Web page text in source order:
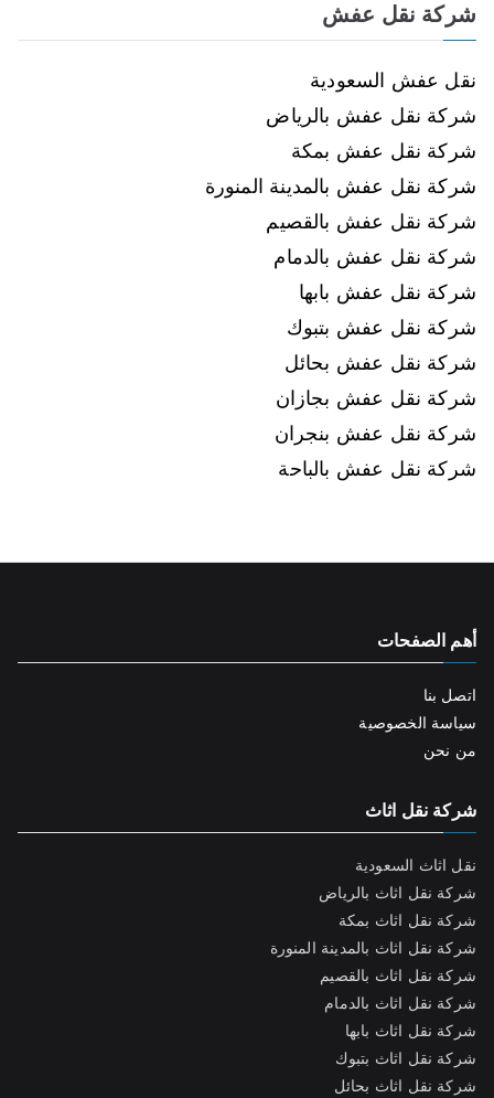
شركة نقل عفش
نقل عفش السعودية
شركة نقل عفش بالرياض
شركة نقل عفش بمكة
شركة نقل عفش بالمدينة المنورة
شركة نقل عفش بالقصيم
شركة نقل عفش بالدمام
شركة نقل عفش بابها
شركة نقل عفش بتبوك
شركة نقل عفش بحائل
شركة نقل عفش بجازان
شركة نقل عفش بنجران
شركة نقل عفش بالباحة
أهم الصفحات
اتصل بنا
سياسة الخصوصية
من نحن
شركة نقل اثاث
نقل اثاث السعودية
شركة نقل اثاث بالرياض
شركة نقل اثاث بمكة
شركة نقل اثاث بالمدينة المنورة
شركة نقل اثاث بالقصيم
شركة نقل اثاث بالدمام
شركة نقل اثاث بابها
شركة نقل اثاث بتبوك
شركة نقل اثاث بحائل